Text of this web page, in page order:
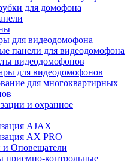
для домофона
для видеодомофона
панели для видеодомофона
видеодомофонов
для видеодомофонов
для многоквартирных
и охранное
AJAX
AX PRO
и Оповещатели
приемно-контрольные